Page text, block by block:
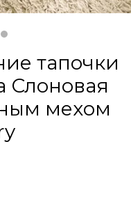
тапочки
Слоновая
мехом